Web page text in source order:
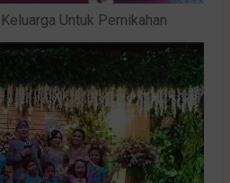
Untuk Pernikahan